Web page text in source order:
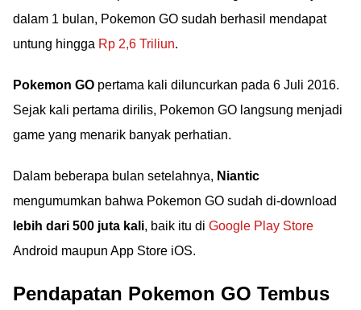
dalam 1 bulan, Pokemon GO sudah berhasil mendapat
untung hingga Rp 2,6 Triliun.
Pokemon GO pertama kali diluncurkan pada 6 Juli 2016.
Sejak kali pertama dirilis, Pokemon GO langsung menjadi
game yang menarik banyak perhatian.
Dalam beberapa bulan setelahnya, Niantic
mengumumkan bahwa Pokemon GO sudah di-download
lebih dari 500 juta kali, baik itu di Google Play Store
Android maupun App Store iOS.
Pendapatan Pokemon GO Tembus